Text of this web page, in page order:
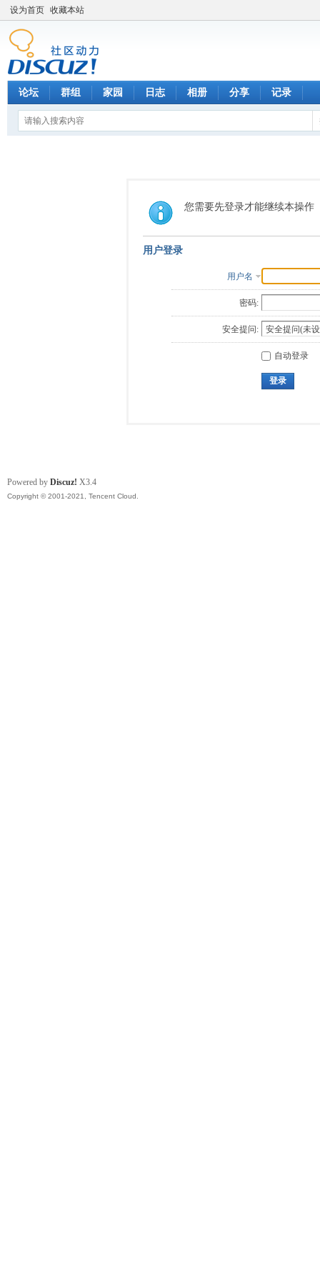
设为首页 收藏本站
论坛 群组 家园 日志 相册 分享 记录
您需要先登录才能继续本操作
用户登录
用户名
密码:
安全提问:
自动登录
登录
Powered by Discuz! X3.4
Copyright © 2001-2021, Tencent Cloud.